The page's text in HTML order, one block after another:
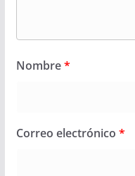
Nombre*
Correo electrónico *